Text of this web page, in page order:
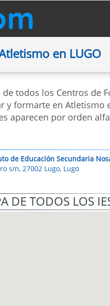
en LUGO
de todos los Centros de
y formarte en Atletismo
aparecen por orden
de Educación Secundaria
s/n, 27002 Lugo, Lugo
DE TODOS LOS